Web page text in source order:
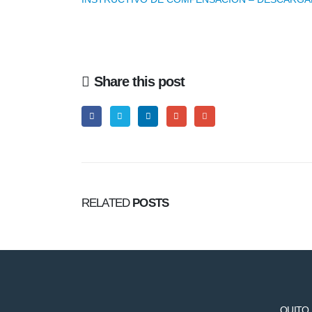
Share this post
RELATED POSTS